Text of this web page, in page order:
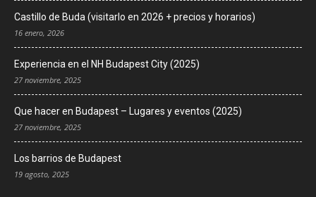
Castillo de Buda (visitarlo en 2026 + precios y horarios)
16 enero, 2026
Experiencia en el NH Budapest City (2025)
27 noviembre, 2025
Que hacer en Budapest – Lugares y eventos (2025)
27 noviembre, 2025
Los barrios de Budapest
19 agosto, 2025